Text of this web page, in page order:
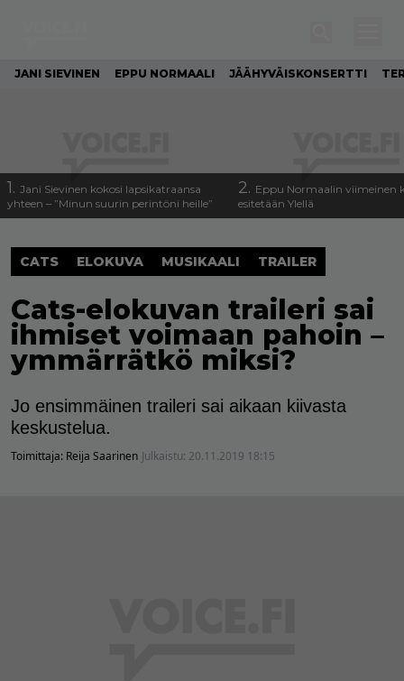
JANI SIEVINEN EPPU NORMAALI JÄÄHYVÄISKONSERTTI
1. Jani Sievinen kokosi lapsikatraansa
yhteen – ”Minun suurin perintöni heille”
2. Eppu Normaalin viimeinen
esitetään Ylellä
CATS ELOKUVA MUSIKAALI TRAILER
Cats-elokuvan traileri sai
ihmiset voimaan pahoin –
ymmärrätkö miksi?
Jo ensimmäinen traileri sai aikaan kiivasta
keskustelua.
Toimittaja: Reija Saarinen Julkaistu: 20.11.2019 18:15